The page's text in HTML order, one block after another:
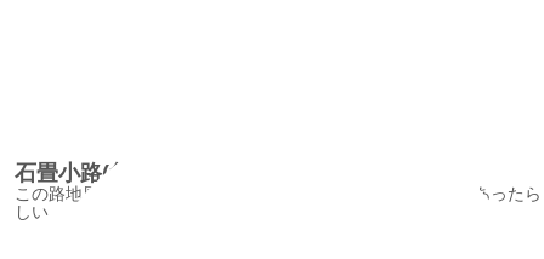
石畳小路(魚市場跡)/IshidatamiShojiAlley
この路地周辺には昔、魚市場があってそれはそれは賑やかであったら
しい